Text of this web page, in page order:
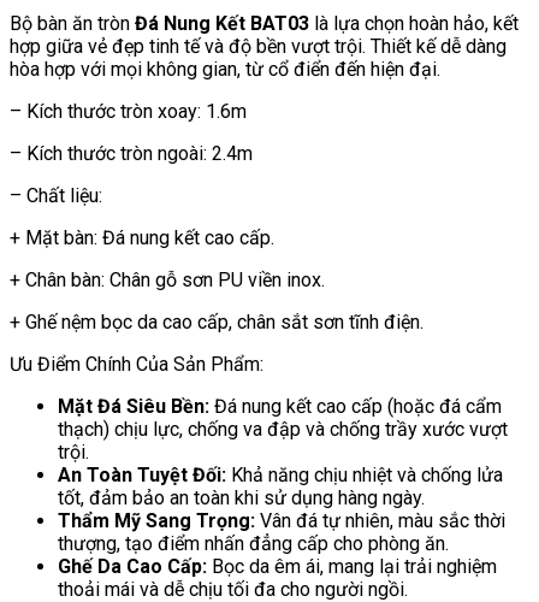
Bộ bàn ăn tròn Đá Nung Kết BAT03 là lựa chọn hoàn hảo, kết
hợp giữa vẻ đẹp tinh tế và độ bền vượt trội. Thiết kế dễ dàng
hòa hợp với mọi không gian, từ cổ điển đến hiện đại.
– Kích thước tròn xoay: 1.6m
– Kích thước tròn ngoài: 2.4m
– Chất liệu:
+ Mặt bàn: Đá nung kết cao cấp.
+ Chân bàn: Chân gỗ sơn PU viền inox.
+ Ghế nệm bọc da cao cấp, chân sắt sơn tĩnh điện.
Ưu Điểm Chính Của Sản Phẩm:
Mặt Đá Siêu Bền: Đá nung kết cao cấp (hoặc đá cẩm
thạch) chịu lực, chống va đập và chống trầy xước vượt
trội.
An Toàn Tuyệt Đối: Khả năng chịu nhiệt và chống lửa
tốt, đảm bảo an toàn khi sử dụng hàng ngày.
Thẩm Mỹ Sang Trọng: Vân đá tự nhiên, màu sắc thời
thượng, tạo điểm nhấn đẳng cấp cho phòng ăn.
Ghế Da Cao Cấp: Bọc da êm ái, mang lại trải nghiệm
thoải mái và dễ chịu tối đa cho người ngồi.